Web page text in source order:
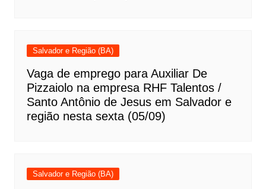
Salvador e Região (BA)
Vaga de emprego para Auxiliar De
Pizzaiolo na empresa RHF Talentos /
Santo Antônio de Jesus em Salvador e
região nesta sexta (05/09)
Salvador e Região (BA)